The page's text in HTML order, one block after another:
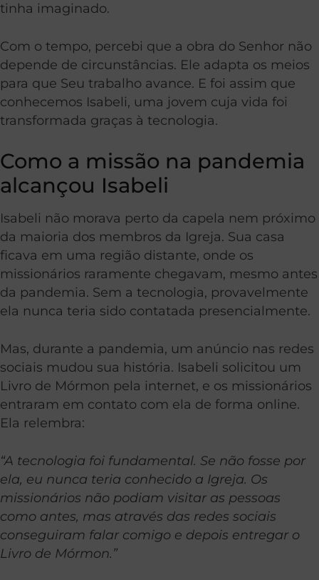
tinha imaginado.
Com o tempo, percebi que a obra do Senhor não
depende de circunstâncias. Ele adapta os meios
para que Seu trabalho avance. E foi assim que
conhecemos Isabeli, uma jovem cuja vida foi
transformada graças à tecnologia.
Como a missão na pandemia
alcançou Isabeli
Isabeli não morava perto da capela nem próximo
da maioria dos membros da Igreja. Sua casa
ficava em uma região distante, onde os
missionários raramente chegavam, mesmo antes
da pandemia. Sem a tecnologia, provavelmente
ela nunca teria sido contatada presencialmente.
Mas, durante a pandemia, um anúncio nas redes
sociais mudou sua história. Isabeli solicitou um
Livro de Mórmon pela internet, e os missionários
entraram em contato com ela de forma online.
Ela relembra:
“A tecnologia foi fundamental. Se não fosse por
ela, eu nunca teria conhecido a Igreja. Os
missionários não podiam visitar as pessoas
como antes, mas através das redes sociais
conseguiram falar comigo e depois entregar o
Livro de Mórmon.”